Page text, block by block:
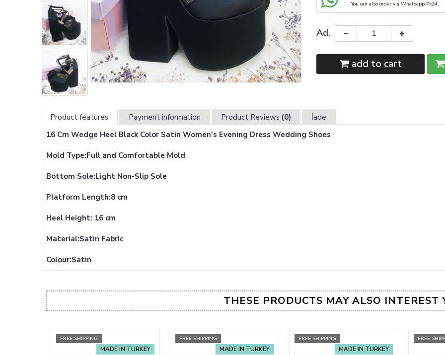
You can also order via Whatsapp 7x24.
Ad.
add to cart
Product features Payment information Product Reviews (0)
İade
16 Cm Wedge Heel Black Color Satin Women's Evening Dress Wedding Shoes
Mold Type:Full and Comfortable Mold
Bottom Sole:Light Non-Slip Sole
Platform Length:8 cm
Heel Height: 16 cm
Material:Satin Fabric
Colour:Satin
THESE PRODUCTS MAY ALSO INTEREST
FREE SHIPPING
MADE IN TURKEY
FREE SHIPPING
MADE IN TURKEY
FREE SHIPPING
MADE IN TURKEY
FREE